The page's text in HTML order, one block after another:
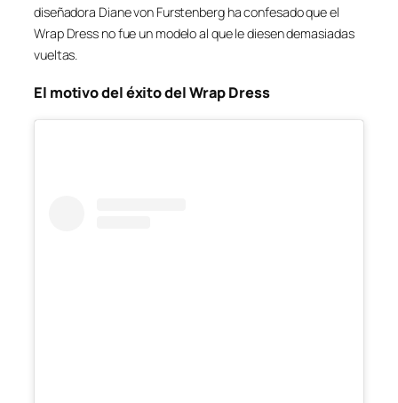
diseñadora Diane von Furstenberg ha confesado que el
Wrap Dress no fue un modelo al que le diesen demasiadas
vueltas.
El motivo del éxito del Wrap Dress